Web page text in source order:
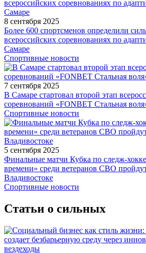
8 сентября 2025
Более 600 спортсменов определили
всероссийских соревнованиях по
Самаре
Спортивные новости
7 сентября 2025
В Самаре стартовал второй этап
соревнований «FONBET Стальная
Спортивные новости
5 сентября 2025
Финальные матчи Кубка по следж-
времени» среди ветеранов СВО
Владивостоке
Спортивные новости
Статьи о сильных